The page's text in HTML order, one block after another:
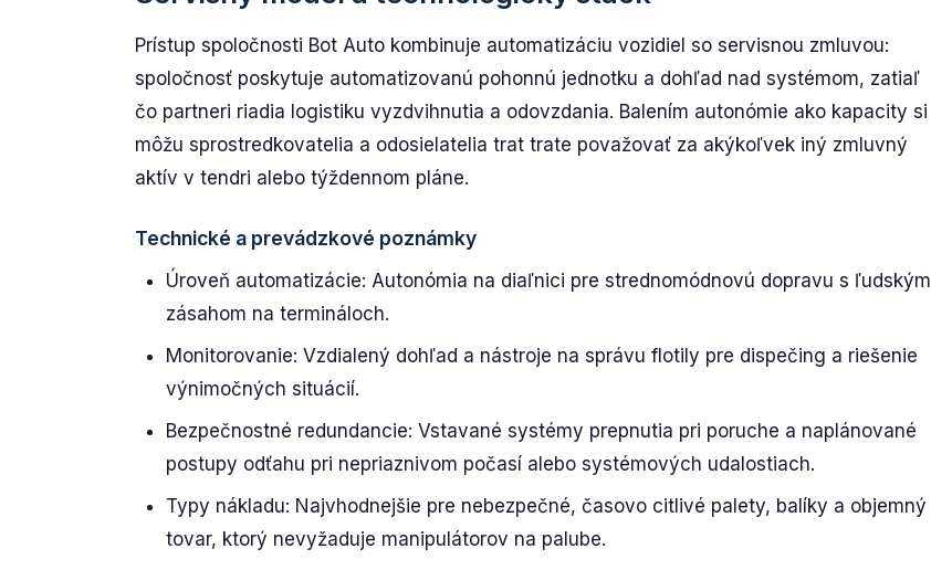
Prístup spoločnosti Bot Auto kombinuje automatizáciu vozidiel so servisnou zmluvou:
spoločnosť poskytuje automatizovanú pohonnú jednotku a dohľad nad systémom, zatiaľ
čo partneri riadia logistiku vyzdvihnutia a odovzdania. Balením autonómie ako kapacity si
môžu sprostredkovatelia a odosielatelia trat trate považovať za akýkoľvek iný zmluvný
aktív v tendri alebo týždennom pláne.
Technické a prevádzkové poznámky
Úroveň automatizácie: Autonómia na diaľnici pre strednomódnovú dopravu s ľudským
zásahom na termináloch.
Monitorovanie: Vzdialený dohľad a nástroje na správu flotily pre dispečing a riešenie
výnimočných situácií.
Bezpečnostné redundancie: Vstavané systémy prepnutia pri poruche a naplánované
postupy odťahu pri nepriaznivom počasí alebo systémových udalostiach.
Typy nákladu: Najvhodnejšie pre nebezpečné, časovo citlivé palety, balíky a objemný
tovar, ktorý nevyžaduje manipulátorov na palube.